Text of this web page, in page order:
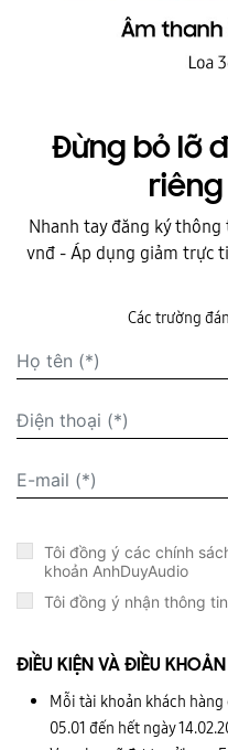
Đừng bỏ lỡ
Nhanh tay đăng ký
vnđ - Áp dụng giảm trực
Các trường
Tôi đồng ý các chính
khoản AnhDuyAudio
Tôi đồng ý nhận thông
ĐIỀU KIỆN VÀ ĐIỀU KHOẢN
Mỗi tài khoản khách
05.01 đến hết ngày